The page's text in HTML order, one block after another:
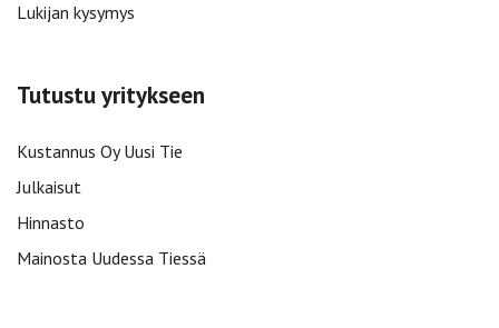
Lukijan kysymys
Tutustu yritykseen
Kustannus Oy Uusi Tie
Julkaisut
Hinnasto
Mainosta Uudessa Tiessä